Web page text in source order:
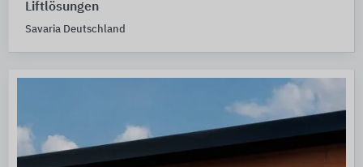
Liftlösungen
Savaria Deutschland